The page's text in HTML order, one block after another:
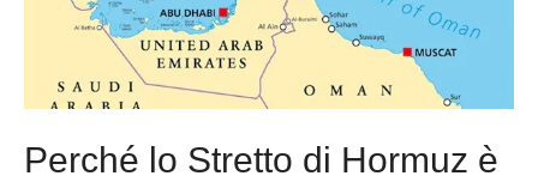
Perché lo Stretto di Hormuz è